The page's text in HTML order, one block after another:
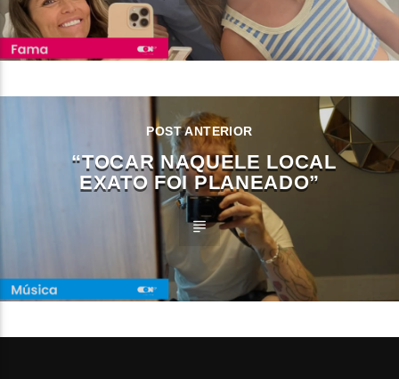
POST ANTERIOR
“TOCAR NAQUELE LOCAL
EXATO FOI PLANEADO”